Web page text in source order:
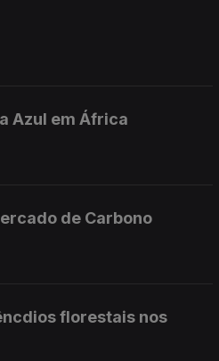
Azul em África
de Carbono
florestais nos